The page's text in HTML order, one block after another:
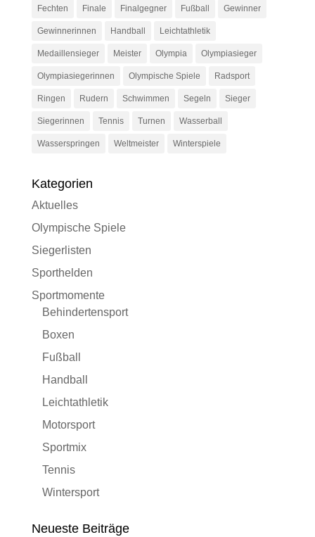
Fechten Finale Finalgegner Fußball Gewinner
Gewinnerinnen Handball Leichtathletik
Medaillensieger Meister Olympia Olympiasieger
Olympiasiegerinnen Olympische Spiele Radsport
Ringen Rudern Schwimmen Segeln Sieger
Siegerinnen Tennis Turnen Wasserball
Wasserspringen Weltmeister Winterspiele
Kategorien
Aktuelles
Olympische Spiele
Siegerlisten
Sporthelden
Sportmomente
Behindertensport
Boxen
Fußball
Handball
Leichtathletik
Motorsport
Sportmix
Tennis
Wintersport
Neueste Beiträge